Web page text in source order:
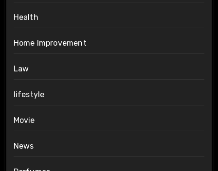
Health
Home Improvement
Law
lifestyle
Movie
News